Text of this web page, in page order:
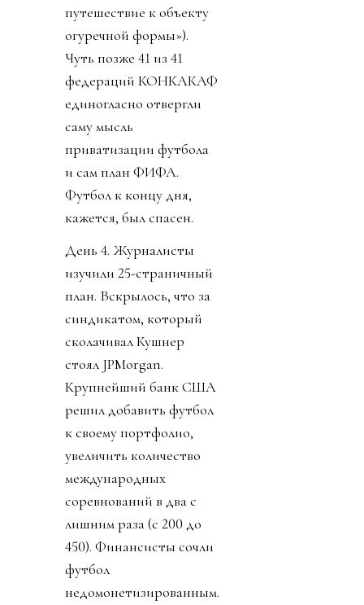
путешествие к объекту
огуречной формы»).
Чуть позже 41 из 41
федераций КОНКАКАФ
единогласно отвергли
саму мысль
приватизации футбола
и сам план ФИФА.
Футбол к концу дня,
кажется, был спасен.
День 4. Журналисты
изучили 25-страничный
план. Вскрылось, что за
синдикатом, который
сколачивал Кушнер
стоял JPMorgan.
Крупнейший банк США
решил добавить футбол
к своему портфолио,
увеличить количество
международных
соревнований в два с
лишним раза (с 200 до
450). Финансисты сочли
футбол
недомонетизированным.